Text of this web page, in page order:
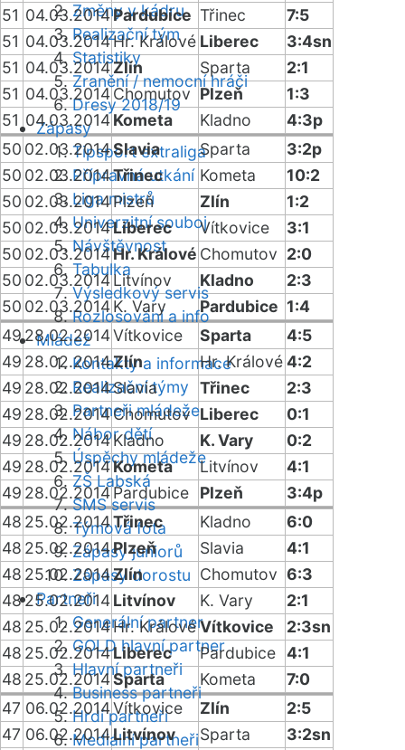
Změny v kádru
Realizační tým
Statistiky
Zranění / nemocní hráči
Dresy 2018/19
Zápasy
Tipsport extraliga
Přípravná utkání
Liga mistrů
Univerzitní souboj
Návštěvnost
Tabulka
Výsledkový servis
Rozlosování a info
Mládež
Kontakty a informace
Realizační týmy
Partneři mládeže
Nábor dětí
Úspěchy mládeže
ZŠ Labská
SMS servis
Týmová fota
Zápasy juniorů
Zápasy dorostu
Partneři
Generální partner
GOLD hlavní partner
Hlavní partneři
Business partneři
Hrdí partneři
Mediální partneři
51 04.03.2014Pardubice Třinec
7:5
51 04.03.2014Hr. Králové Liberec
3:4sn
51 04.03.2014Zlín Sparta
2:1
51 04.03.2014Chomutov Plzeň
1:3
51 04.03.2014Kometa Kladno
4:3p
50 02.03.2014Slavia Sparta
3:2p
50 02.03.2014Třinec Kometa
10:2
50 02.03.2014Plzeň Zlín
1:2
50 02.03.2014Liberec Vítkovice
3:1
50 02.03.2014Hr. Králové Chomutov 2:0
50 02.03.2014Litvínov Kladno
2:3
50 02.03.2014K. Vary Pardubice 1:4
4928.02.2014Vítkovice Sparta
4:5
49 28.02.2014Zlín Hr. Králové4:2
49 28.02.2014Slavia Třinec
2:3
49 28.02.2014Chomutov Liberec
0:1
49 28.02.2014Kladno K. Vary
0:2
49 28.02.2014Kometa Litvínov
4:1
49 28.02.2014Pardubice Plzeň
3:4p
48 25.02.2014Třinec Kladno
6:0
48 25.02.2014Plzeň Slavia
4:1
48 25.02.2014Zlín Chomutov 6:3
4825.02.2014Litvínov K. Vary
2:1
48 25.02.2014Hr. KrálovéVítkovice
2:3sn
48 25.02.2014Liberec Pardubice 4:1
48 25.02.2014Sparta Kometa
7:0
47 06.02.2014Vítkovice Zlín
2:5
47 06.02.2014Litvínov Sparta
3:2sn